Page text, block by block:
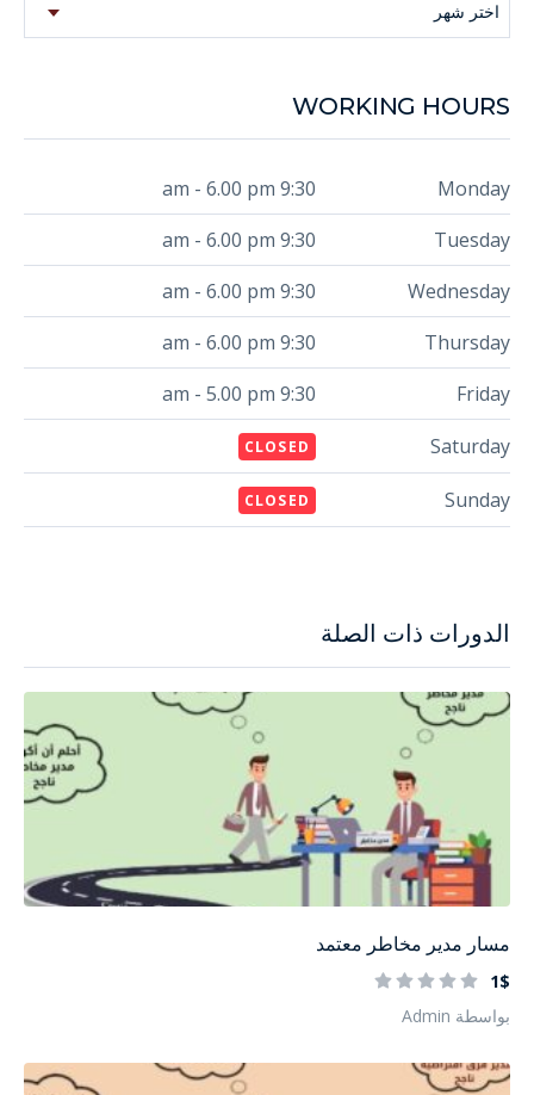
الدورات ذات الصلة
مسار مدير مخاطر معتمد
1$
بواسطة Admin
اختر شهر
WORKING HOURS
Monday
9:30 am - 6.00 pm
Tuesday
9:30 am - 6.00 pm
Wednesday
9:30 am - 6.00 pm
Thursday
9:30 am - 6.00 pm
Friday
9:30 am - 5.00 pm
Saturday
CLOSED
Sunday
CLOSED